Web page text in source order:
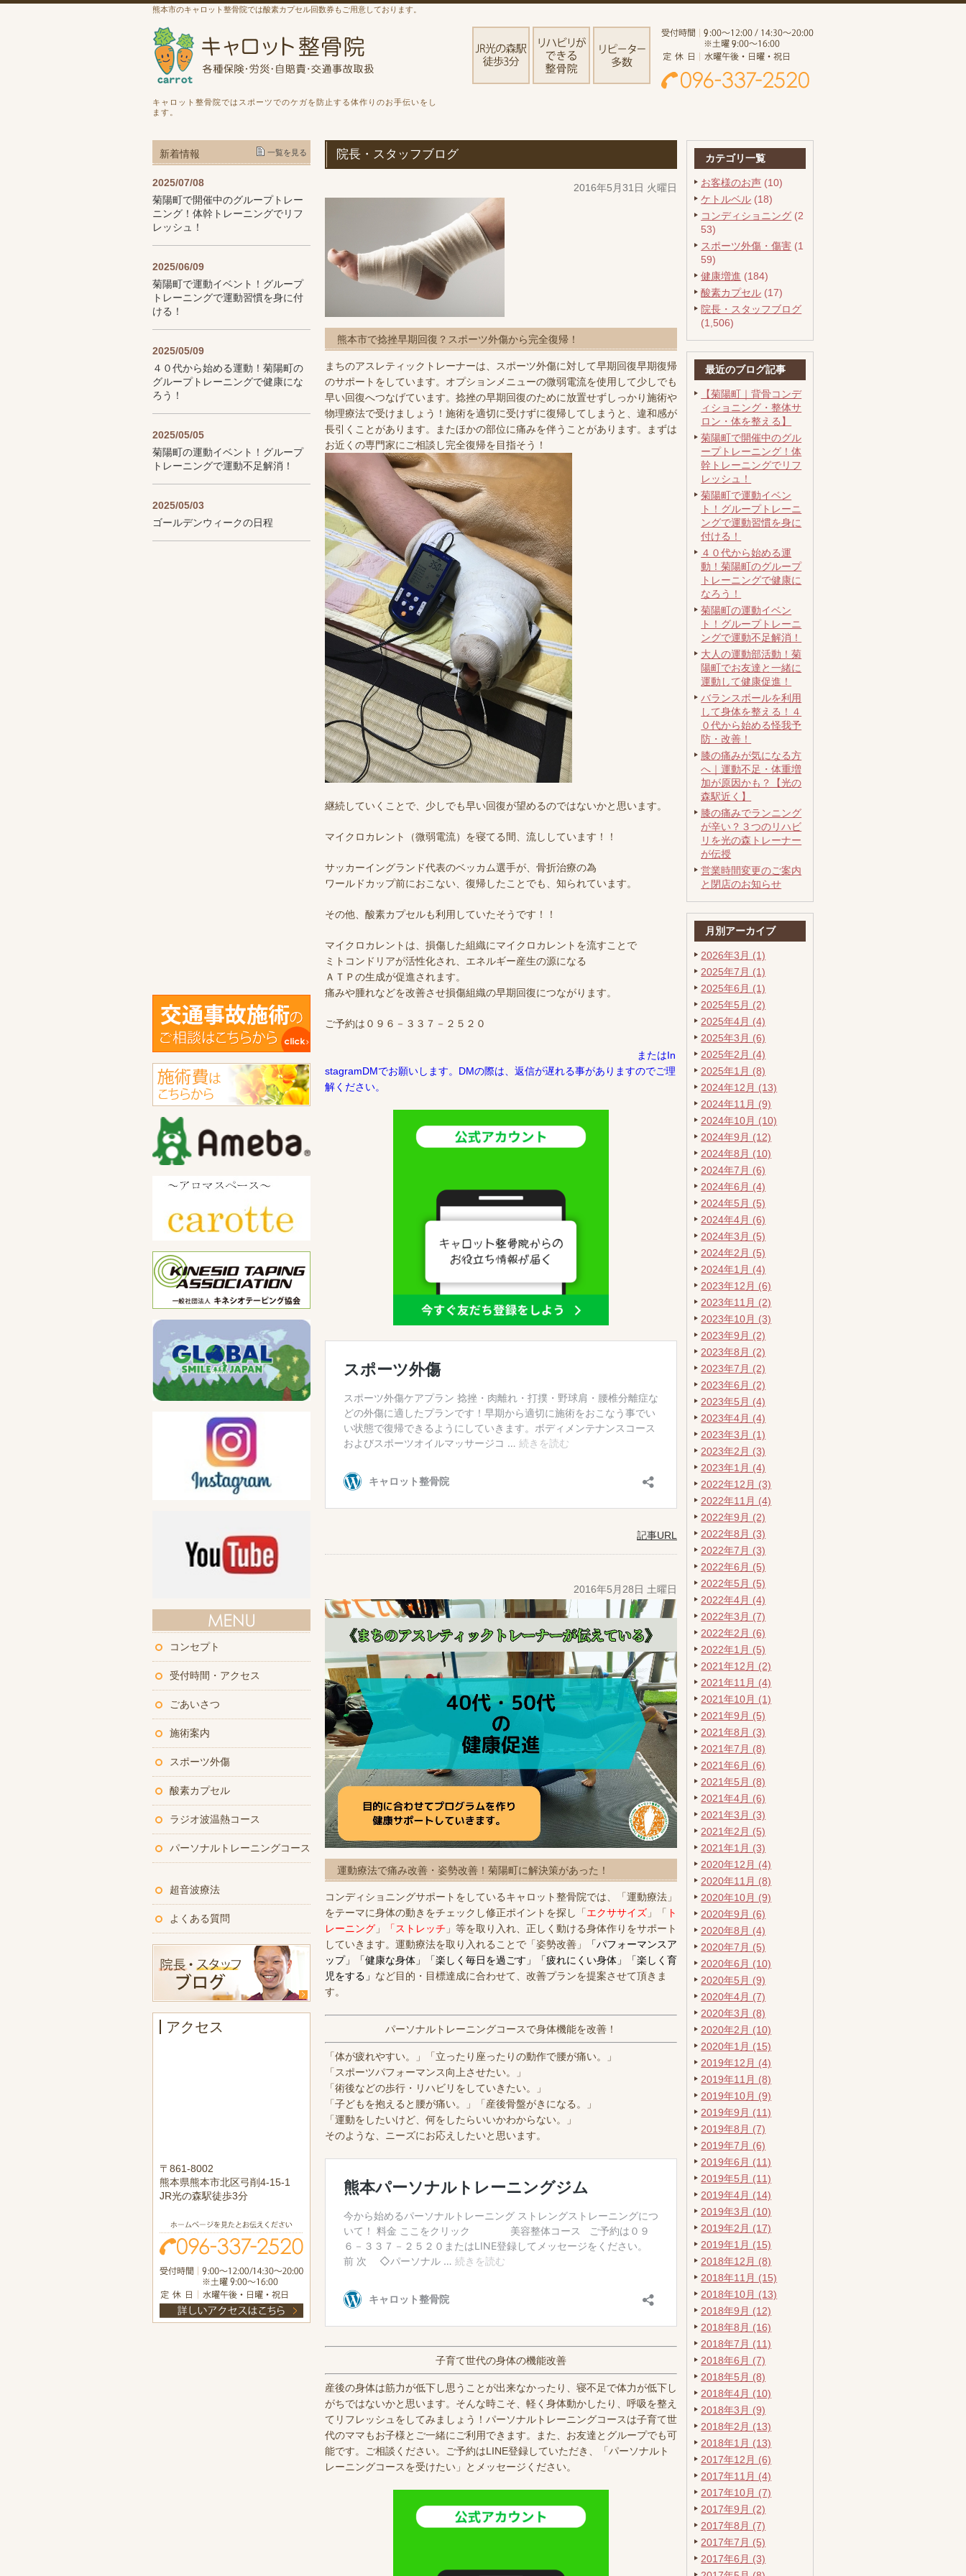
熊本市のキャロット整骨院では酸素カプセル回数券もご用意しております。
キャロット整骨院ではスポーツでのケガを防止する体作りのお手伝いをし
ます。
院長・スタッフブログ
2016年5月31日 火曜日
熊本市で捻挫早期回復？スポーツ外傷から完全復帰！
まちのアスレティックトレーナーは、スポーツ外傷に対して早期回復早期復帰
のサポートをしています。オプションメニューの微弱電流を使用して少しでも
早い回復へつなげています。捻挫の早期回復のために放置せずしっかり施術や
物理療法で受けましょう！施術を適切に受けずに復帰してしまうと、違和感が
長引くことがあります。またほかの部位に痛みを伴うことがあります。まずは
お近くの専門家にご相談し完全復帰を目指そう！
継続していくことで、少しでも早い回復が望めるのではないかと思います。
マイクロカレント（微弱電流）を寝てる間、流ししています！！
サッカーイングランド代表のベッカム選手が、骨折治療の為
ワールドカップ前におこない、復帰したことでも、知られています。
その他、酸素カプセルも利用していたそうです！！
マイクロカレントは、損傷した組織にマイクロカレントを流すことで
ミトコンドリアが活性化され、エネルギー産生の源になる
ＡＴＰの生成が促進されます。
痛みや腫れなどを改善させ損傷組織の早期回復につながります。
ご予約は０９６－３３７－２５２０
またはIn
stagramDMでお願いします。DMの際は、返信が遅れる事がありますのでご理
解ください。
記事URL
2016年5月28日 土曜日
運動療法で痛み改善・姿勢改善！菊陽町に解決策があった！
コンディショニングサポートをしているキャロット整骨院では、「運動療法」
をテーマに身体の動きをチェックし修正ポイントを探し「エクササイズ 」「 ト
レーニング 」 「ストレッチ 」等を取り入れ、正しく動ける身体作りをサポート
していきます。運動療法を取り入れることで「姿勢改善」
「パフォーマンスア
ップ」「健康な身体」「楽しく毎日を過ごす」「疲れにくい身体」「楽しく育
児をする」 など目的・目標達成に合わせて、改善プランを提案させて頂きま
す。
パーソナルトレーニングコースで身体機能を改善！
「体が疲れやすい。」「立ったり座ったりの動作で腰が痛い。」
「スポーツパフォーマンス向上させたい。」
「術後などの歩行・リハビリをしていきたい。」
「子どもを抱えると腰が痛い。」「産後骨盤がきになる。」
「運動をしたいけど、何をしたらいいかわからない。」
そのような、ニーズにお応えしたいと思います。
子育て世代の身体の機能改善
産後の身体は筋力が低下し思うことが出来なかったり、寝不足で体力が低下し
がちではないかと思います。そんな時こそ、軽く身体動かしたり、呼吸を整え
てリフレッシュをしてみましょう！パーソナルトレーニングコースは子育て世
代のママもお子様とご一緒にご利用できます。また、お友達とグループでも可
能です。ご相談ください。ご予約はLINE登録していただき、「パーソナルト
レーニングコースを受けたい」とメッセージください。
カテゴリ一覧
お客様のお声 (10)
ケトルベル (18)
コンディショニング (2
53)
スポーツ外傷・傷害 (1
59)
健康増進 (184)
酸素カプセル (17)
院長・スタッフブログ
(1,506)
最近のブログ記事
【菊陽町｜背骨コンデ
ィショニング・整体サ
ロン・体を整える】
菊陽町で開催中のグル
ープトレーニング！体
幹トレーニングでリフ
レッシュ！
菊陽町で運動イベン
ト！グループトレーニ
ングで運動習慣を身に
付ける！
４０代から始める運
動！菊陽町のグループ
トレーニングで健康に
なろう！
菊陽町の運動イベン
ト！グループトレーニ
ングで運動不足解消！
大人の運動部活動！菊
陽町でお友達と一緒に
運動して健康促進！
バランスボールを利用
して身体を整える！４
０代から始める怪我予
防・改善！
膝の痛みが気になる方
へ｜運動不足・体重増
加が原因かも？【光の
森駅近く】
膝の痛みでランニング
が辛い？３つのリハビ
リを光の森トレーナー
が伝授
営業時間変更のご案内
と閉店のお知らせ
月別アーカイブ
2026年3月 (1)
2025年7月 (1)
2025年6月 (1)
2025年5月 (2)
2025年4月 (4)
2025年3月 (6)
2025年2月 (4)
2025年1月 (8)
2024年12月 (13)
2024年11月 (9)
2024年10月 (10)
2024年9月 (12)
2024年8月 (10)
2024年7月 (6)
2024年6月 (4)
2024年5月 (5)
2024年4月 (6)
2024年3月 (5)
2024年2月 (5)
2024年1月 (4)
2023年12月 (6)
2023年11月 (2)
2023年10月 (3)
2023年9月 (2)
2023年8月 (2)
2023年7月 (2)
2023年6月 (2)
2023年5月 (4)
2023年4月 (4)
2023年3月 (1)
2023年2月 (3)
2023年1月 (4)
2022年12月 (3)
2022年11月 (4)
2022年9月 (2)
2022年8月 (3)
2022年7月 (3)
2022年6月 (5)
2022年5月 (5)
2022年4月 (4)
2022年3月 (7)
2022年2月 (6)
2022年1月 (5)
2021年12月 (2)
2021年11月 (4)
2021年10月 (1)
2021年9月 (5)
2021年8月 (3)
2021年7月 (8)
2021年6月 (6)
2021年5月 (8)
2021年4月 (6)
2021年3月 (3)
2021年2月 (5)
2021年1月 (3)
2020年12月 (4)
2020年11月 (8)
2020年10月 (9)
2020年9月 (6)
2020年8月 (4)
2020年7月 (5)
2020年6月 (10)
2020年5月 (9)
2020年4月 (7)
2020年3月 (8)
2020年2月 (10)
2020年1月 (15)
2019年12月 (4)
2019年11月 (8)
2019年10月 (9)
2019年9月 (11)
2019年8月 (7)
2019年7月 (6)
2019年6月 (11)
2019年5月 (11)
2019年4月 (14)
2019年3月 (10)
2019年2月 (17)
2019年1月 (15)
2018年12月 (8)
2018年11月 (15)
2018年10月 (13)
2018年9月 (12)
2018年8月 (16)
2018年7月 (11)
2018年6月 (7)
2018年5月 (8)
2018年4月 (10)
2018年3月 (9)
2018年2月 (13)
2018年1月 (13)
2017年12月 (6)
2017年11月 (4)
2017年10月 (7)
2017年9月 (2)
2017年8月 (7)
2017年7月 (5)
2017年6月 (3)
新着情報 一覧を見る
2025/07/08
菊陽町で開催中のグループトレー
ニング！体幹トレーニングでリフ
レッシュ！
2025/06/09
菊陽町で運動イベント！グループ
トレーニングで運動習慣を身に付
ける！
2025/05/09
４０代から始める運動！菊陽町の
グループトレーニングで健康にな
ろう！
2025/05/05
菊陽町の運動イベント！グループ
トレーニングで運動不足解消！
2025/05/03
ゴールデンウィークの日程
コンセプト
受付時間・アクセス
ごあいさつ
施術案内
スポーツ外傷
酸素カプセル
ラジオ波温熱コース
パーソナルトレーニングコース
超音波療法
よくある質問
アクセス
〒861-8002
熊本県熊本市北区弓削4-15-1
JR光の森駅徒歩3分